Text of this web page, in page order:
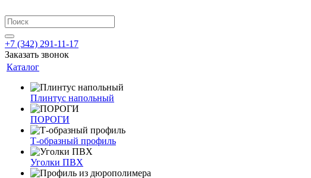
+7 (342) 291-11-17
Заказать звонок
Каталог
Плинтус напольный
ПОРОГИ
Т-образный профиль
Уголки ПВХ